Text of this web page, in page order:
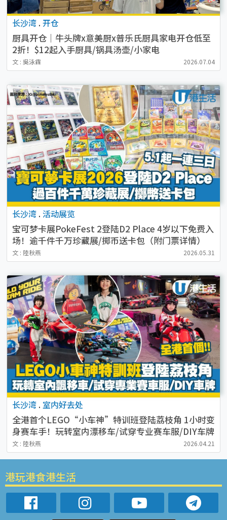
长沙湾 . 开仓
厨具开仓｜牛头牌x意美厨x普乐氏厨具家电开仓低至
2折！$12起入手厨具/锅具汤壶/小家电
文 : 吳泳霖 2026.07.04
长沙湾 . 活动展览
宝可梦卡展PokeFest 2登陆D2 Place 4岁以下免费入
场！逾千件千万珍藏展/掷币送卡包（附门票详情）
文 : 陸秋燕 2026.05.31
长沙湾 . 室内好去处
全港首个LEGO“小车神”特训班登陆荔枝角 1小时变
身赛车手！玩转室内漂移车/试穿专业赛车服/DIY车牌
文 : 陸秋燕 2026.04.21
港玩港食港生活